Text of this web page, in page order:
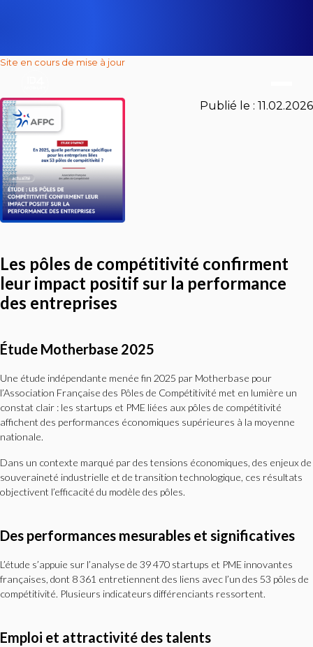
Site en cours de mise à jour
Publié le : 11.02.2026
Les pôles de compétitivité confirment
leur impact positif sur la performance
des entreprises
Étude Motherbase 2025
Une étude indépendante menée fin 2025 par Motherbase pour
l’Association Française des Pôles de Compétitivité met en lumière un
constat clair : les startups et PME liées aux pôles de compétitivité
affichent des performances économiques supérieures à la moyenne
nationale.
Dans un contexte marqué par des tensions économiques, des enjeux de
souveraineté industrielle et de transition technologique, ces résultats
objectivent l’efficacité du modèle des pôles.
Des performances mesurables et significatives
L’étude s’appuie sur l’analyse de 39 470 startups et PME innovantes
françaises, dont 8 361 entretiennent des liens avec l’un des 53 pôles de
compétitivité. Plusieurs indicateurs différenciants ressortent.
Emploi et attractivité des talents